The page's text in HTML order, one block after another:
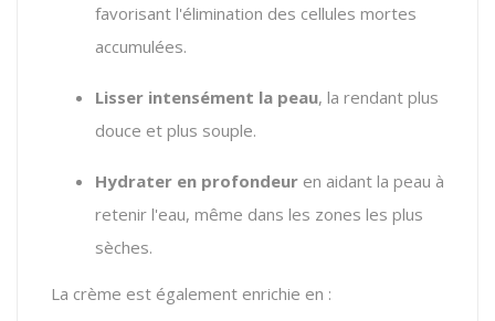
favorisant l'élimination des cellules mortes
accumulées.
Lisser intensément la peau, la rendant plus
douce et plus souple.
Hydrater en profondeur en aidant la peau à
retenir l'eau, même dans les zones les plus
sèches.
La crème est également enrichie en :